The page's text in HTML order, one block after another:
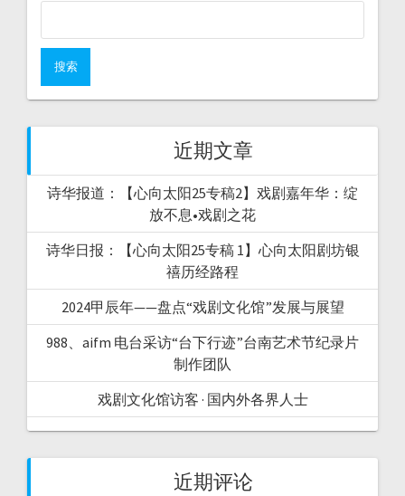
近期文章
诗华报道：【心向太阳25专稿2】戏剧嘉年华：绽
放不息•戏剧之花
诗华日报：【心向太阳25专稿 1】心向太阳剧坊银
禧历经路程
2024甲辰年——盘点“戏剧文化馆”发展与展望
988、aifm 电台采访“台下行迹”台南艺术节纪录片
制作团队
戏剧文化馆访客 · 国内外各界人士
近期评论